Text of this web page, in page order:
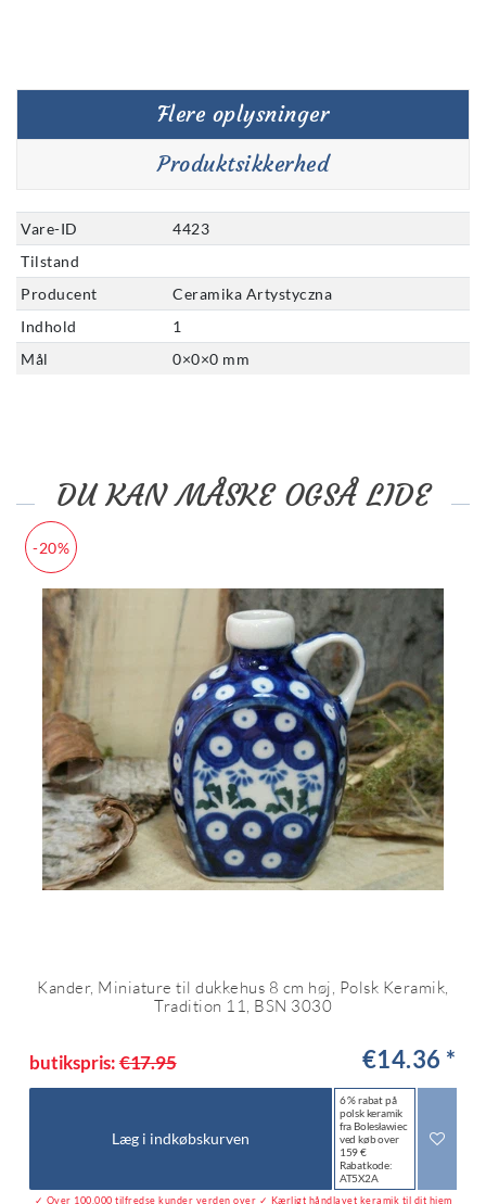
Flere oplysninger
Produktsikkerhed
Vare-ID
4423
Tilstand
Producent
Ceramika Artystyczna
Indhold
1
Mål
0×0×0 mm
DU KAN MÅSKE OGSÅ LIDE
-20%
Kander, Miniature til dukkehus 8 cm høj, Polsk Keramik,
Tradition 11, BSN 3030
butikspris:€17.95 €14.36 *
Læg i indkøbskurven
6 % rabat på
polsk keramik
fra Bolesławiec
ved køb over
159 €
Rabatkode:
AT5X2A
✓ Over 100.000 tilfredse kunder verden over ✓ Kærligt håndlavet keramik til dit hjem